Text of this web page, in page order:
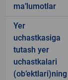
ma’lumotlar
Yer
uchastkasiga
tutash yer
uchastkalari
(ob’ektlari)ning